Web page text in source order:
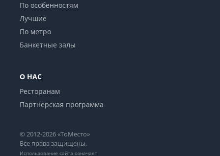
По особенностям
Лучшие
По метро
Банкетные залы
О НАС
Ресторанам
Партнерская программа
© 2012-2026 «ТоМесто»
Все права защищены.
Использование сайта означает